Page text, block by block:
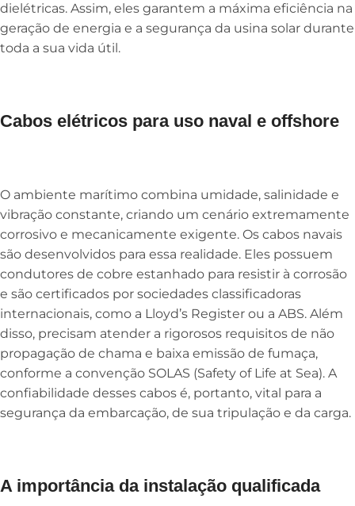
dielétricas. Assim, eles garantem a máxima eficiência na
geração de energia e a segurança da usina solar durante
toda a sua vida útil.
Cabos elétricos para uso naval e offshore
O ambiente marítimo combina umidade, salinidade e
vibração constante, criando um cenário extremamente
corrosivo e mecanicamente exigente. Os cabos navais
são desenvolvidos para essa realidade. Eles possuem
condutores de cobre estanhado para resistir à corrosão
e são certificados por sociedades classificadoras
internacionais, como a Lloyd’s Register ou a ABS. Além
disso, precisam atender a rigorosos requisitos de não
propagação de chama e baixa emissão de fumaça,
conforme a convenção SOLAS (Safety of Life at Sea). A
confiabilidade desses cabos é, portanto, vital para a
segurança da embarcação, de sua tripulação e da carga.
A importância da instalação qualificada